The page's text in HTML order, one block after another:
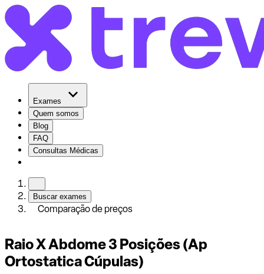
Exames
Quem somos
Blog
FAQ
Consultas Médicas
Buscar exames
Comparação de preços
Raio X Abdome 3 Posições (Ap
Ortostatica Cúpulas)